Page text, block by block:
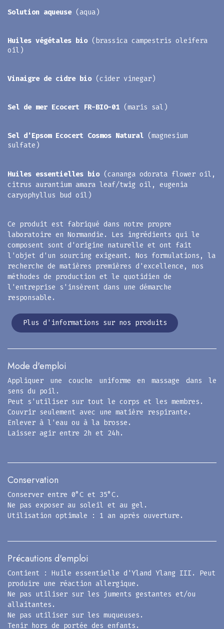
Solution aqueuse(aqua)
Huiles végétales bio(brassica campestris oleifera
oil)
Vinaigre de cidre bio(cider vinegar)
Sel de mer Ecocert FR-BIO-01 (maris sal)
Sel d'Epsom Ecocert Cosmos Natural (magnesium
sulfate)
Huiles essentielles bio(cananga odorata flower oil,
citrus aurantium amara leaf/twig oil, eugenia
caryophyllus bud oil)
Ce produit est fabriqué dans notre propre
laboratoire en Normandie. Les ingrédients qui le
composent sont d'origine naturelle et ont fait
l'objet d'un sourcing exigeant. Nos formulations, la
recherche de matières premières d'excellence, nos
méthodes de production et le quotidien de
l'entreprise s'insèrent dans une démarche
responsable.
Plus d'informations sur nos produits​​​​
Mode d'emploi
Appliquer une couche uniforme en massage dans le
sens du poil.
Peut s'utiliser sur tout le corps et les membres.
Couvrir seulement avec une matière respirante.
Enlever à l'eau ou à la brosse.
Laisser agir entre 2h et 24h.
Conservation
Conserver entre 0°C et 35°C.
Ne pas exposer au soleil et au gel.
Utilisation optimale : 1 an après ouverture.
Précautions d'emploi
Contient : Huile essentielle d'Yland Ylang III. Peut
produire une réaction allergique.
Ne pas utiliser sur les juments gestantes et/ou
allaitantes.
Ne pas utiliser sur les muqueuses.
Tenir hors de portée des enfants.